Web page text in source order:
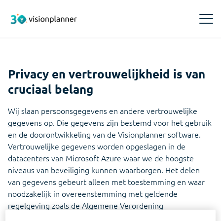
Visionplanner Compilation
Visionplanner Core
Makkelijk en snel je administraties beheren
Visionplanner Insights
Inzichten voor de beste adviezen en beslissingen
Visionplanner Audit
Vereenvoudigt je controlewerk, zorgt voor naleving
Inzichten
Events
Meld je aan voor Visionplanner events, webinars of
een demo
Blogs
Opinie en verdieping over de accountancybranche
Whitepapers
Achtergronden voor slim softwaregebruik
Training & Support
Trainingen
Boek hier je Visionplanner training
Visionplanner Cloud
Ontdek waar je terecht kunt voor je vragen over
Visionplanner Cloud
Over ons
Over ons
Maak kennis met Visionplanner
Management team
Maak kennis met ons Management team
Privacy en vertrouwelijkheid is van
cruciaal belang
Wij slaan persoonsgegevens en andere vertrouwelijke
gegevens op. Die gegevens zijn bestemd voor het gebruik
en de doorontwikkeling van de Visionplanner software.
Vertrouwelijke gegevens worden opgeslagen in de
datacenters van Microsoft Azure waar we de hoogste
niveaus van beveiliging kunnen waarborgen. Het delen
van gegevens gebeurt alleen met toestemming en waar
noodzakelijk in overeenstemming met geldende
regelgeving zoals de Algemene Verordening